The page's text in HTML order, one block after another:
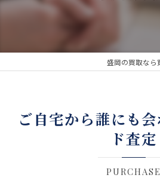
盛岡の買取なら
ご自宅から誰にも
ド査定
PURCHASE